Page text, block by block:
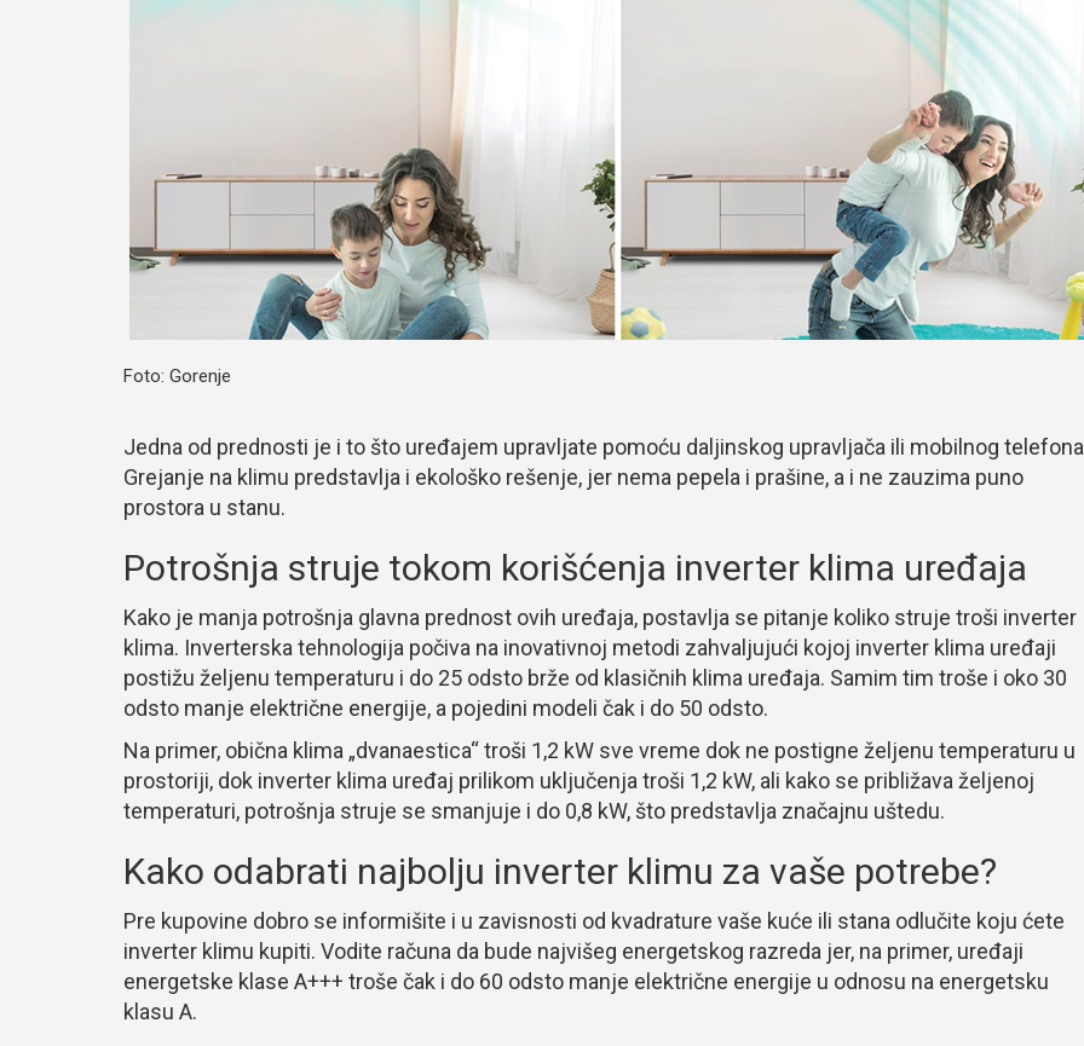
Foto: Gorenje
Jedna od prednosti je i to što uređajem upravljate pomoću daljinskog upravljača ili mobilnog
Grejanje na klimu predstavlja i ekološko rešenje, jer nema pepela i prašine, a i ne zauzima puno
prostora u stanu.
Potrošnja struje tokom korišćenja inverter klima uređaja
Kako je manja potrošnja glavna prednost ovih uređaja, postavlja se pitanje koliko struje troši inverter
klima. Inverterska tehnologija počiva na inovativnoj metodi zahvaljujući kojoj inverter klima uređaji
postižu željenu temperaturu i do 25 odsto brže od klasičnih klima uređaja. Samim tim troše i oko 30
odsto manje električne energije, a pojedini modeli čak i do 50 odsto.
Na primer, obična klima „dvanaestica“ troši 1,2 kW sve vreme dok ne postigne željenu temperaturu u
prostoriji, dok inverter klima uređaj prilikom uključenja troši 1,2 kW, ali kako se približava željenoj
temperaturi, potrošnja struje se smanjuje i do 0,8 kW, što predstavlja značajnu uštedu.
Kako odabrati najbolju inverter klimu za vaše potrebe?
Pre kupovine dobro se informišite i u zavisnosti od kvadrature vaše kuće ili stana odlučite koju ćete
inverter klimu kupiti. Vodite računa da bude najvišeg energetskog razreda jer, na primer, uređaji
energetske klase A+++ troše čak i do 60 odsto manje električne energije u odnosu na energetsku
klasu A.